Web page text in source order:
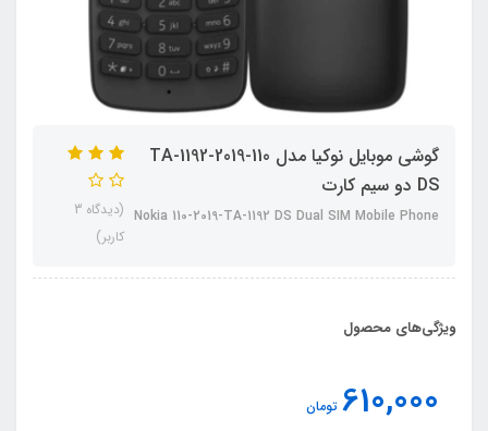
گوشی موبایل نوکیا مدل 110-2019-TA-1192
DS دو سیم‌ کارت
Nokia 110-2019-TA-1192 DS Dual SIM Mobile Phone
(دیدگاه 3
کاربر)
ویژگی‌های محصول
610,000 تومان